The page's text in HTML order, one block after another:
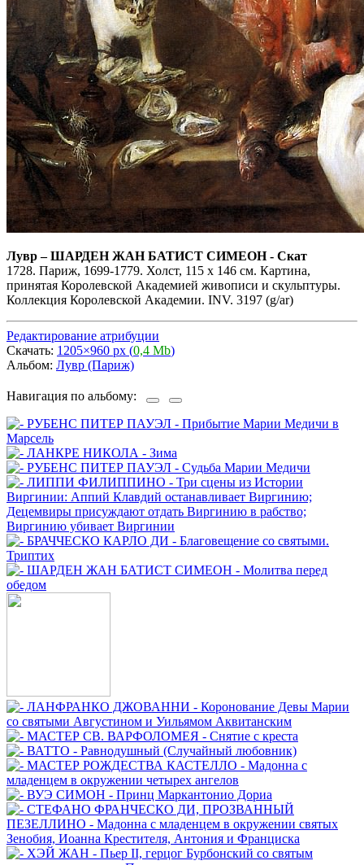
Лувр–ШАРДЕН ЖАН БАТИСТ СИМЕОН - Скат
1728. Париж, 1699-1779. Холст, 115 х 146 см. Картина,
принятая Королевской Академией живописи и скульптуры.
Коллекция Королевской Академии. INV. 3197 (g/ar)
Редактирование атрибуции
Скачать: 1205×960 px (0,4 Mb)
Альбом: Лувр (Париж)
Навигация по альбому: